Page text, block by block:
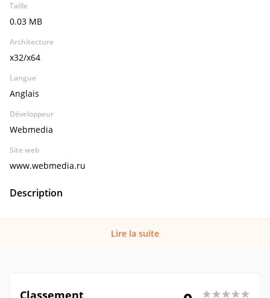
Taille
0.03 MB
Architecture
x32/x64
Langue
Anglais
Développeur
Webmedia
Site web
www.webmedia.ru
Description
Lire la suite
Classement